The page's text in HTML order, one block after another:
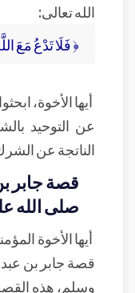
الله تعالى:
﴿ فَلَا تَدْعُ مَعَ
أيها الأخوة،
عن التوحيد
الناتجة عن
قصة جابر
صلى الله
أيها الأخوة
قصة جابر بن
وسلم، هذه